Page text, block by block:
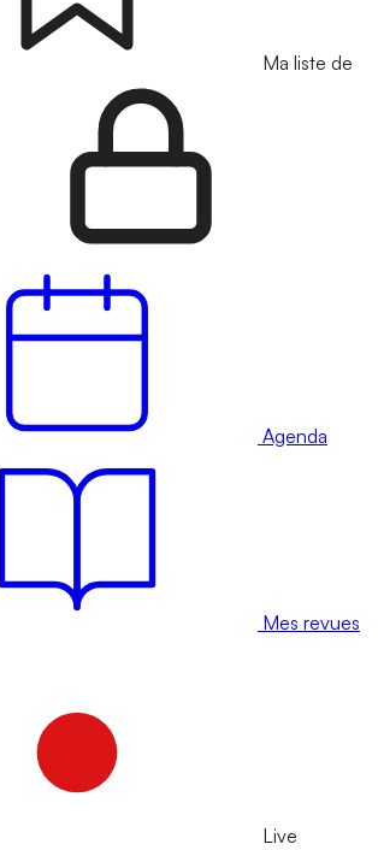
Ma liste de
Agenda
Mes revues
Live